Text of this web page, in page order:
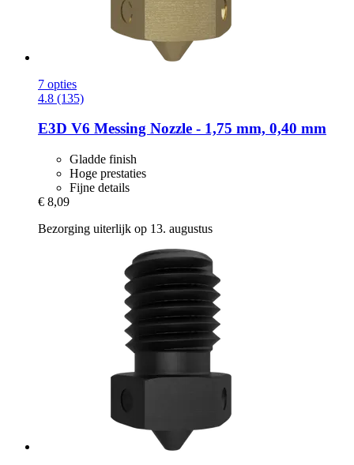
7 opties
4.8 (135)
E3D V6 Messing Nozzle -​ 1,75 mm, 0,40 mm
Gladde finish
Hoge prestaties
Fijne details
€ 8,09
Bezorging uiterlijk op 13. augustus